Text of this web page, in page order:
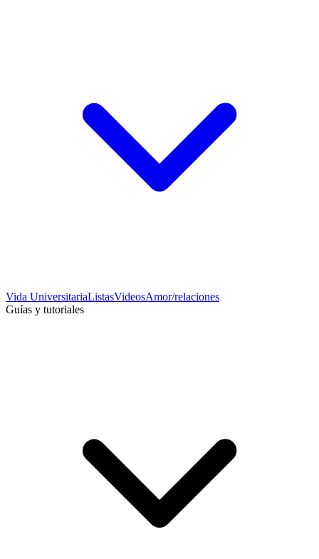
Vida UniversitariaListasVideosAmor/relaciones
Guías y tutoriales